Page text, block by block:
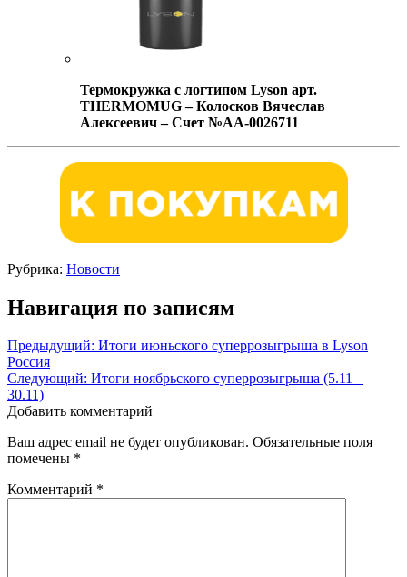
Термокружка с логтипом Lyson арт.
THERMOMUG – Колосков Вячеслав
Алексеевич – Счет №АА-0026711
Рубрика: Новости
Навигация по записям
Предыдущий: Итоги июньского суперрозыгрыша в Lyson
Россия
Следующий: Итоги ноябрьского суперрозыгрыша (5.11 –
30.11)
Добавить комментарий
Ваш адрес email не будет опубликован. Обязательные поля
помечены *
Комментарий *